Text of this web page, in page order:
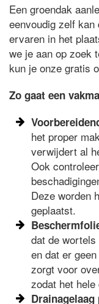
Een groendak
eenvoudig zelf
ervaren in het
we je aan op zoek
kun je onze gratis
Zo gaat een
het proper
verwijdert al
Ook
Deze worden
geplaatst.
dat de
en dat er
zorgt voor
zodat het
Drainagelaag